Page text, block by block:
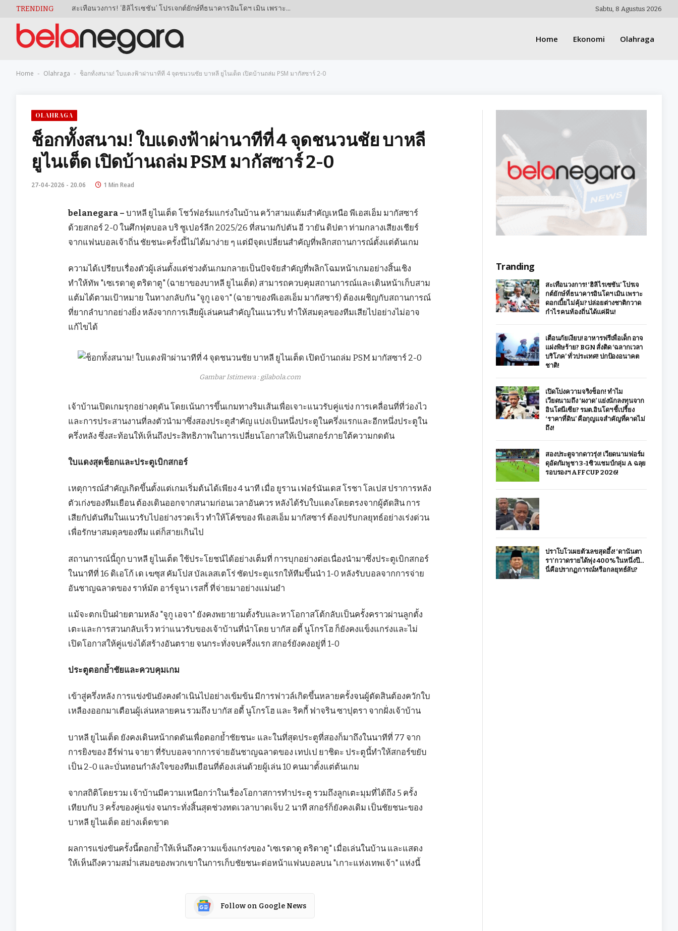
TRENDING สะเทือนวงการ! ‘ฮิลิไรเซชัน’ โปรเจกต์ยักษ์ที่ธนาคารอินโดฯ เมิน เพราะดอกเบี้ยไม่คุ้ม? ปล่อยต่างชาติกวาดกำไร คนท้องถิ่นได้แค่ฝัน! Sabtu, 8 Agustus 2026
Home Ekonomi Olahraga
Home - Olahraga - ช็อกทั้งสนาม! ใบแดงฟ้าผ่านาทีที่ 4 จุดชนวนชัย บาหลี ยูไนเต็ด เปิดบ้านถล่ม PSM มากัสซาร์ 2-0
OLAHRAGA
ช็อกทั้งสนาม! ใบแดงฟ้าผ่านาทีที่ 4 จุดชนวนชัย บาหลี
ยูไนเต็ด เปิดบ้านถล่ม PSM มากัสซาร์ 2-0
27-04-2026 - 20.06 1 Min Read
belanegara – บาหลี ยูไนเต็ด โชว์ฟอร์มแกร่งในบ้าน คว้าสามแต้มสำคัญเหนือ พีเอสเอ็ม มากัสซาร์
ด้วยสกอร์ 2-0 ในศึกฟุตบอล บริ ซูเปอร์ลีก 2025/26 ที่สนามกัปตัน อี วายัน ดิปตา ท่ามกลางเสียงเชียร์
จากแฟนบอลเจ้าถิ่น ชัยชนะครั้งนี้ไม่ได้มาง่าย ๆ แต่มีจุดเปลี่ยนสำคัญที่พลิกสถานการณ์ตั้งแต่ต้นเกม
ความได้เปรียบเรื่องตัวผู้เล่นตั้งแต่ช่วงต้นเกมกลายเป็นปัจจัยสำคัญที่พลิกโฉมหน้าเกมอย่างสิ้นเชิง
ทำให้ทัพ "เซเรดาดู ตริดาตู" (ฉายาของบาหลี ยูไนเต็ด) สามารถควบคุมสถานการณ์และเดินหน้าเก็บสาม
แต้มได้ตามเป้าหมาย ในทางกลับกัน "จูกู เอจา" (ฉายาของพีเอสเอ็ม มากัสซาร์) ต้องเผชิญกับสถานการณ์
ที่ยากลำบากอย่างยิ่ง หลังจากการเสียผู้เล่นคนสำคัญในแนวรับ ทำให้สมดุลของทีมเสียไปอย่างไม่อาจ
แก้ไขได้
Gambar Istimewa : gilabola.com
เจ้าบ้านเปิดเกมรุกอย่างดุดัน โดยเน้นการขึ้นเกมทางริมเส้นเพื่อเจาะแนวรับคู่แข่ง การเคลื่อนที่ที่ว่องไว
และการประสานงานที่ลงตัวนำมาซึ่งสองประตูสำคัญ แบ่งเป็นหนึ่งประตูในครึ่งแรกและอีกหนึ่งประตูใน
ครึ่งหลัง ซึ่งสะท้อนให้เห็นถึงประสิทธิภาพในการเปลี่ยนโอกาสให้เป็นสกอร์ภายใต้ความกดดัน
ใบแดงสุดช็อกและประตูเบิกสกอร์
เหตุการณ์สำคัญเกิดขึ้นตั้งแต่เกมเริ่มต้นได้เพียง 4 นาที เมื่อ ยูราน เฟอร์นันเดส โรชา โลเปส ปราการหลัง
ตัวเก่งของทีมเยือน ต้องเดินออกจากสนามก่อนเวลาอันควร หลังได้รับใบแดงโดยตรงจากผู้ตัดสิน การ
เสียกัปตันทีมในแนวรับไปอย่างรวดเร็ว ทำให้โค้ชของ พีเอสเอ็ม มากัสซาร์ ต้องปรับกลยุทธ์อย่างเร่งด่วน
เพื่อรักษาสมดุลของทีม แต่ก็สายเกินไป
สถานการณ์นี้ถูก บาหลี ยูไนเต็ด ใช้ประโยชน์ได้อย่างเต็มที่ การบุกอย่างต่อเนื่องนำมาซึ่งประตูเบิกสกอร์
ในนาทีที่ 16 ดิเอโก้ เด เฆซุส คัมโปส บัลเลสเตโร่ ซัดประตูแรกให้ทีมขึ้นนำ 1-0 หลังรับบอลจากการจ่าย
อันชาญฉลาดของ ราห์มัต อาร์จูนา เรสกี้ ที่จ่ายมาอย่างแม่นยำ
แม้จะตกเป็นฝ่ายตามหลัง "จูกู เอจา" ยังคงพยายามตั้งรับและหาโอกาสโต้กลับเป็นครั้งคราวผ่านลูกตั้ง
เตะและการสวนกลับเร็ว ทว่าแนวรับของเจ้าบ้านที่นำโดย บากัส อดี้ นูโกรโฮ ก็ยังคงแข็งแกร่งและไม่
เปิดโอกาสให้คู่แข่งได้สร้างอันตราย จนกระทั่งจบครึ่งแรก สกอร์ยังคงอยู่ที่ 1-0
ประตูตอกย้ำชัยและควบคุมเกม
เข้าสู่ครึ่งหลัง การแข่งขันยังคงดำเนินไปอย่างเข้มข้น มีการฟาวล์เกิดขึ้นหลายครั้งจนผู้ตัดสินต้องควักใบ
เหลืองออกมาเตือนผู้เล่นหลายคน รวมถึง บากัส อดี้ นูโกรโฮ และ ริคกี้ ฟาจริน ซาปุตรา จากฝั่งเจ้าบ้าน
บาหลี ยูไนเต็ด ยังคงเดินหน้ากดดันเพื่อตอกย้ำชัยชนะ และในที่สุดประตูที่สองก็มาถึงในนาทีที่ 77 จาก
การยิงของ อีร์ฟาน จายา ที่รับบอลจากการจ่ายอันชาญฉลาดของ เทปเป ยาชิดะ ประตูนี้ทำให้สกอร์ขยับ
เป็น 2-0 และบั่นทอนกำลังใจของทีมเยือนที่ต้องเล่นด้วยผู้เล่น 10 คนมาตั้งแต่ต้นเกม
จากสถิติโดยรวม เจ้าบ้านมีความเหนือกว่าในเรื่องโอกาสการทำประตู รวมถึงลูกเตะมุมที่ได้ถึง 5 ครั้ง
เทียบกับ 3 ครั้งของคู่แข่ง จนกระทั่งสิ้นสุดช่วงทดเวลาบาดเจ็บ 2 นาที สกอร์ก็ยังคงเดิม เป็นชัยชนะของ
บาหลี ยูไนเต็ด อย่างเด็ดขาด
ผลการแข่งขันครั้งนี้ตอกย้ำให้เห็นถึงความแข็งแกร่งของ "เซเรดาดู ตริดาตู" เมื่อเล่นในบ้าน และแสดง
ให้เห็นถึงความสม่ำเสมอของพวกเขาในการเก็บชัยชนะต่อหน้าแฟนบอลบน "เกาะแห่งเทพเจ้า" แห่งนี้
Follow on Google News
Tranding
สะเทือนวงการ! ‘ฮิลิไรเซชัน’ โปรเจ
กต์ยักษ์ที่ธนาคารอินโดฯ เมิน เพราะ
ดอกเบี้ยไม่คุ้ม? ปล่อยต่างชาติกวาด
กำไร คนท้องถิ่นได้แค่ฝัน!
เตือนภัยเงียบ! อาหารฟรีเพื่อเด็ก อาจ
แฝงพิษร้าย? BGN สั่งติด ‘ฉลากเวลา
บริโภค’ ทั่วประเทศ! ปกป้องอนาคต
ชาติ!
เปิดโปงความจริงช็อก! ทำไม
เวียดนามถึง ‘ผงาด’ แย่งนักลงทุนจาก
อินโดนีเซีย? รมต.อินโดฯ ชี้เปรี้ยง
‘ราคาที่ดิน’ คือกุญแจสำคัญที่คาดไม่
ถึง!
สองประตูจากดาวรุ่ง! เวียดนามฟอร์ม
ดุอัดกัมพูชา 3-1 ซิวแชมป์กลุ่ม A ฉลุย
รอบรองฯ AFF CUP 2026!
ปราโบโวเผยตัวเลขสุดอึ้ง! ‘ดานันตา
รา’ กวาดรายได้พุ่ง 400% ในหนึ่งปี…
นี่คือปรากฏการณ์หรือกลยุทธ์ลับ?